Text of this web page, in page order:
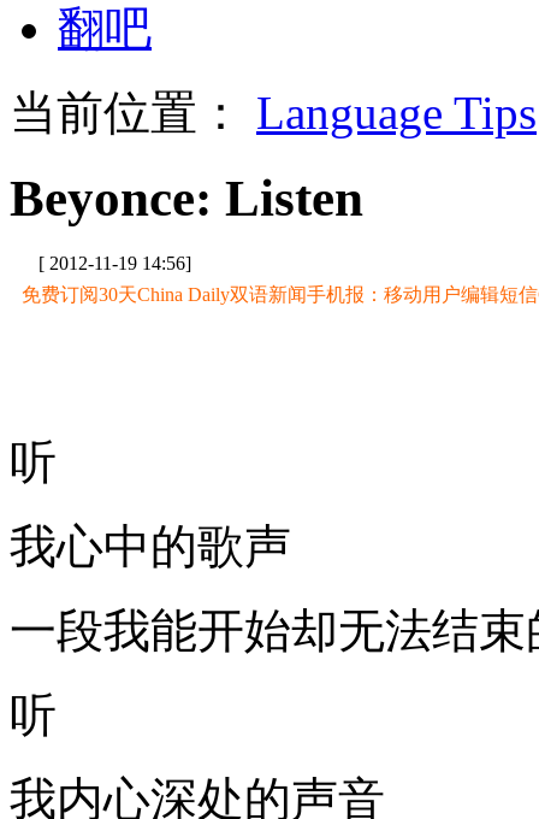
翻吧
当前位置： Language Tips
Beyonce: Listen
[ 2012-11-19 14:56]
免费订阅30天China Daily双语新闻手机报：移动用户编辑短信
听
我心中的歌声
一段我能开始却无法结束
听
我内心深处的声音